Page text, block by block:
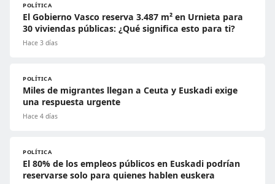
POLÍTICA
El Gobierno Vasco reserva 3.487 m² en Urnieta para
30 viviendas públicas: ¿Qué significa esto para ti?
Hace 3 días
POLÍTICA
Miles de migrantes llegan a Ceuta y Euskadi exige
una respuesta urgente
Hace 4 días
POLÍTICA
El 80% de los empleos públicos en Euskadi podrían
reservarse solo para quienes hablen euskera